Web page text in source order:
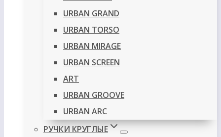
URBAN GRAND
URBAN TORSO
URBAN MIRAGE
URBAN SCREEN
ART
URBAN GROOVE
URBAN ARC
РУЧКИ КРУГЛЫЕ